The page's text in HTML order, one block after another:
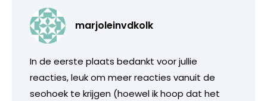
marjoleinvdkolk
In de eerste plaats bedankt voor jullie
reacties, leuk om meer reacties vanuit de
seohoek te krijgen (hoewel ik hoop dat het